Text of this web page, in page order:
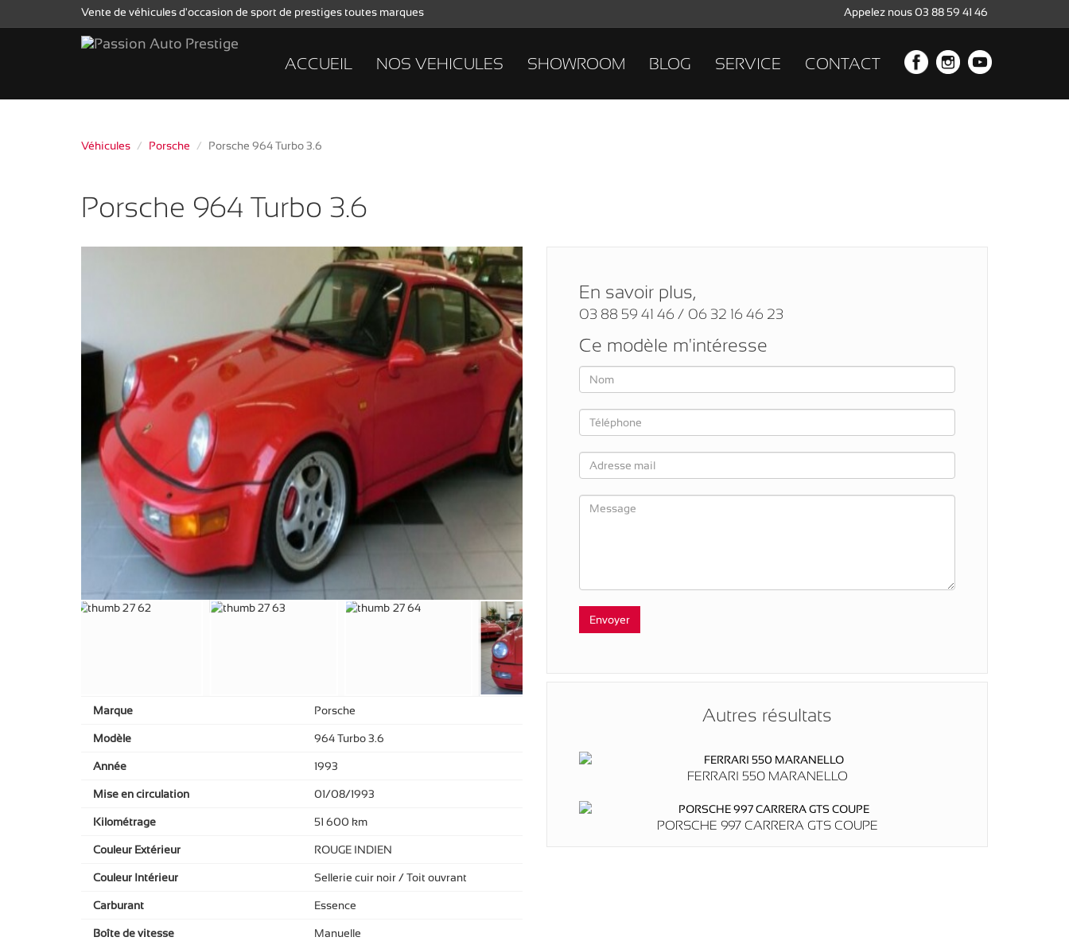
Vente de véhicules d'occasion de sport de prestiges toutes marques Appelez nous 03 88 59 41 46
ACCUEIL NOS VEHICULES SHOWROOM BLOG SERVICE CONTACT
Véhicules Porsche Porsche 964 Turbo 3.6
Porsche 964 Turbo 3.6
Marque Porsche
Modèle 964 Turbo 3.6
Année 1993
Mise en circulation 01/08/1993
Kilométrage 51 600 km
Couleur Extérieur ROUGE INDIEN
Couleur Intérieur Sellerie cuir noir / Toit ouvrant
Carburant Essence
Boîte de vitesse Manuelle
En savoir plus,
03 88 59 41 46 / 06 32 16 46 23
Ce modèle m'intéresse
Autres résultats
FERRARI 550 MARANELLO
PORSCHE 997 CARRERA GTS COUPE